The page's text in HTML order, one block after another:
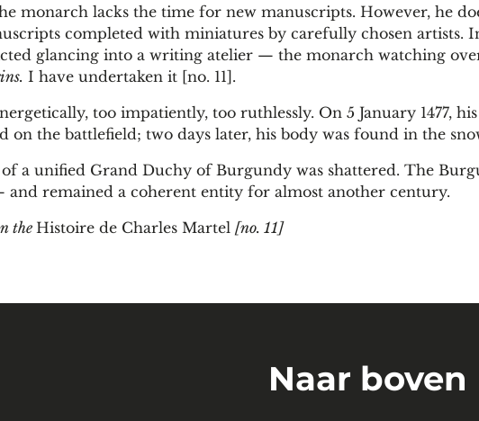
monarch lacks the time for new manuscripts. However, he
completed with miniatures by carefully chosen artists.
glancing into a writing atelier — the monarch watching
I have undertaken it [no. 11].
too impatiently, too ruthlessly. On 5 January 1477,
on the battlefield; two days later, his body was found in the
a unified Grand Duchy of Burgundy was shattered. The
remained a coherent entity for almost another century.
the Histoire de Charles Martel [no. 11]
Naar boven